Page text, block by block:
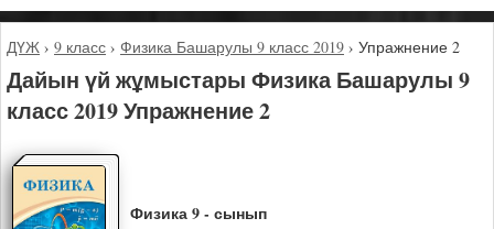
ДҮЖ › 9 класс › Физика Башарулы 9 класс 2019 › Упражнение 2
Дайын үй жұмыстары Физика Башарулы 9
класс 2019 Упражнение 2
Физика 9 - сынып